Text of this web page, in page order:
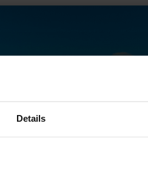
Details